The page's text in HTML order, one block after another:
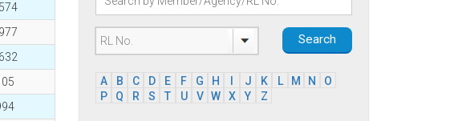
Search
A B C D E F G H J K L M N
O
P
Q R S T U V W X Y Z